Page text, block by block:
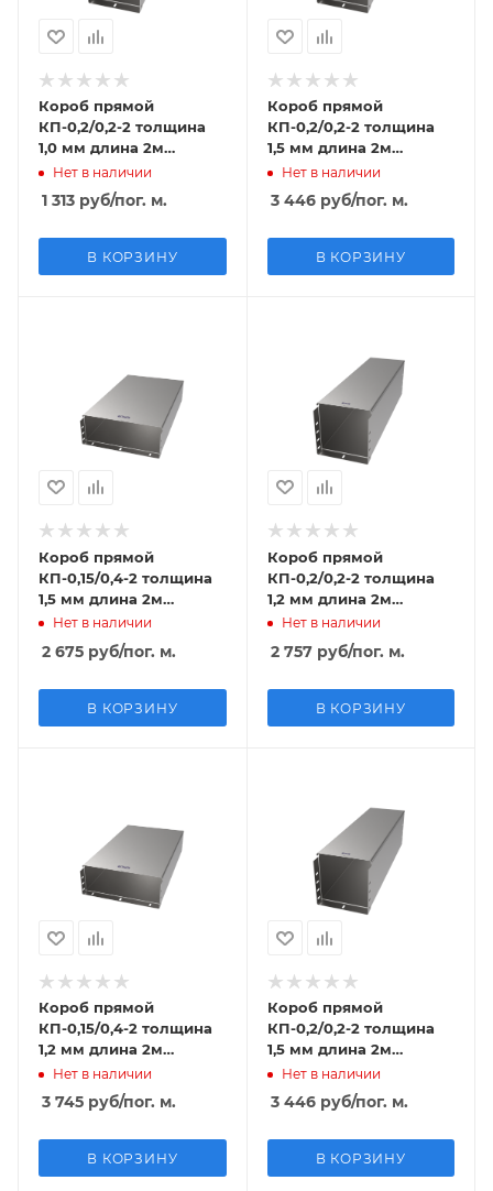
Короб прямой
КП-0,2/0,2-2 толщина
1,0 мм длина 2м
оцинкованный
Нет в наличии
1 313 руб/пог. м.
В КОРЗИНУ
Короб прямой
КП-0,2/0,2-2 толщина
1,5 мм длина 2м
горячий цинк
Нет в наличии
3 446руб/пог. м.
В КОРЗИНУ
Короб прямой
КП-0,15/0,4-2 толщина
1,5 мм длина 2м
оцинкованный
Нет в наличии
2 675 руб/пог. м.
В КОРЗИНУ
Короб прямой
КП-0,2/0,2-2 толщина
1,2 мм длина 2м
горячий цинк
Нет в наличии
2 757руб/пог. м.
В КОРЗИНУ
Короб прямой
КП-0,15/0,4-2 толщина
1,2 мм длина 2м
горячий цинк
Нет в наличии
3 745 руб/пог. м.
В КОРЗИНУ
Короб прямой
КП-0,2/0,2-2 толщина
1,5 мм длина 2м
крашенный
Нет в наличии
3 446руб/пог. м.
В КОРЗИНУ